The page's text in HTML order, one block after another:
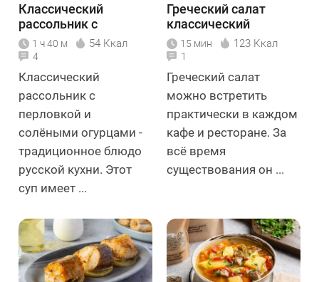
Классический
рассольник с
перловкой и
солёными огурцами
1 ч 40 м 54 Ккал
4
Классический
рассольник с
перловкой и
солёными огурцами -
традиционное блюдо
русской кухни. Этот
суп имеет ...
Греческий салат
классический
15 мин 123 Ккал
1
Греческий салат
можно встретить
практически в каждом
кафе и ресторане. За
всё время
существования он ...